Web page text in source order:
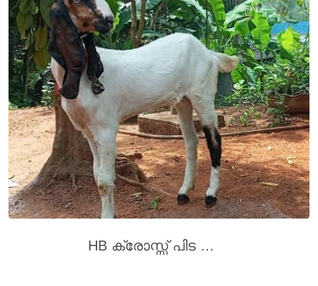
HB ക്രോസ്സ് പിട കുട്ടി വില്പനക്ക് (7 മാസം പ്രായം )